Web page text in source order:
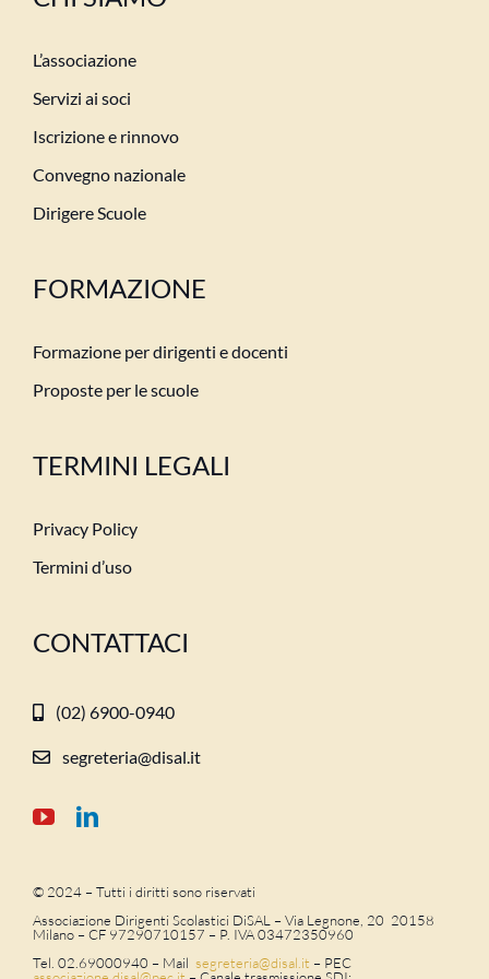
L’associazione
Servizi ai soci
Iscrizione e rinnovo
Convegno nazionale
Dirigere Scuole
FORMAZIONE
Formazione per dirigenti e docenti
Proposte per le scuole
TERMINI LEGALI
Privacy Policy
Termini d’uso
CONTATTACI
(02) 6900-0940
segreteria@disal.it
© 2024 – Tutti i diritti sono riservati
Associazione Dirigenti Scolastici DiSAL – Via Legnone, 20 20158
Milano – CF 97290710157 – P. IVA 03472350960
Tel. 02.69000940 – Mail segreteria@disal.it – PEC